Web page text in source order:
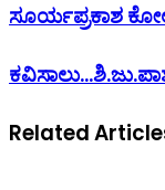
ಸೂರ್ಯಪ್ರಕಾಶ
Related